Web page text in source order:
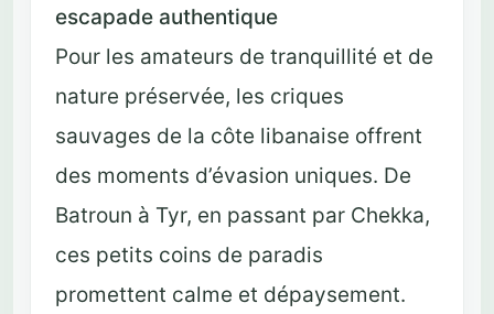
escapade authentique
Pour les amateurs de tranquillité et de
nature préservée, les criques
sauvages de la côte libanaise offrent
des moments d’évasion uniques. De
Batroun à Tyr, en passant par Chekka,
ces petits coins de paradis
promettent calme et dépaysement.